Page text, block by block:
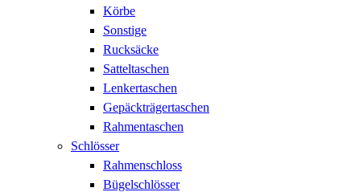
Körbe
Sonstige
Rucksäcke
Satteltaschen
Lenkertaschen
Gepäckträgertaschen
Rahmentaschen
Schlösser
Rahmenschloss
Bügelschlösser